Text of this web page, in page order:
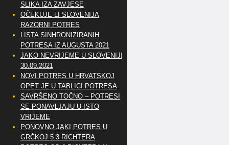
SLIKA IZA ZAVJESE
OČEKUJE LI SLOVENIJA
RAZORNI POTRES
LISTA SINHRONIZIRANIH
POTRESA IZ AUGUSTA 2021
JAKO NEVRIJEME U SLOVENIJI
30.09.2021
NOVI POTRES U HRVATSKOJ
OPET JE U TABLICI POTRESA
SAVRŠENO TOČNO – POTRESI
SE PONAVLJAJU U ISTO
VRIJEME
PONOVNO JAKI POTRES U
GRČKOJ 5.3 RICHTERA